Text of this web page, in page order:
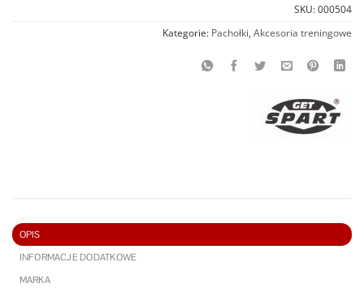
SKU: 000504
Kategorie: Pachołki, Akcesoria treningowe
OPIS
INFORMACJE DODATKOWE
MARKA